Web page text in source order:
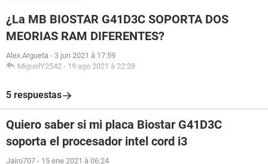
¿La MB BIOSTAR G41D3C SOPORTA DOS
MEORIAS RAM DIFERENTES?
Alex.Argueta - 3 jun 2021 à 17:59
MiguelY2542 - 19 ago 2021 à 22:28
5 respuestas
Quiero saber si mi placa Biostar G41D3C
soporta el procesador intel cord i3
Jairo707 - 15 ene 2021 à 06:24